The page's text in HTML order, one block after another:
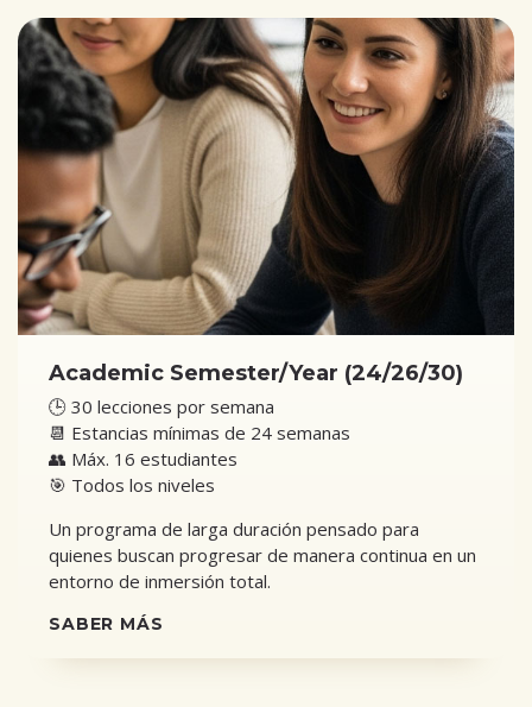
Academic Semester/Year (24/26/30)
🕒 30 lecciones por semana
📆 Estancias mínimas de 24 semanas
👥 Máx. 16 estudiantes
🎯 Todos los niveles
Un programa de larga duración pensado para
quienes buscan progresar de manera continua en un
entorno de inmersión total.
SABER MÁS